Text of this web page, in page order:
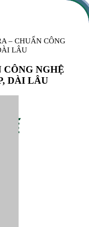
– CHUẨN CÔNG
LÂU
CÔNG NGHỆ
DÀI LÂU